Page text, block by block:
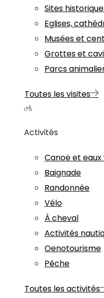
Sites
Eglises,
Musées et
Grottes et
Parcs
Toutes les visites
Activités
Canoë et eaux
Baignade
Randonnée
Vélo
À cheval
Activités
Oenotourisme
Pêche
Toutes les activités